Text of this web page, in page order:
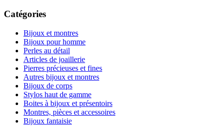
Catégories
Bijoux et montres
Bijoux pour homme
Perles au détail
Articles de joaillerie
Pierres précieuses et fines
Autres bijoux et montres
Bijoux de corps
Stylos haut de gamme
Boites à bijoux et présentoirs
Montres, pièces et accessoires
Bijoux fantaisie